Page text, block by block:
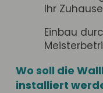
Ihr Zuhause
Einbau
Wo soll die
installiert